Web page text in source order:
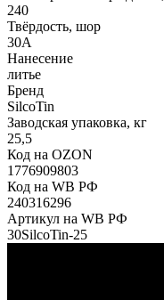
240
Твёрдость, шор
30А
Нанесение
литье
Бренд
SilcoTin
Заводская упаковка, кг
25,5
Код на OZON
1776909803
Код на WB РФ
240316296
Артикул на WB РФ
30SilcoTin-25